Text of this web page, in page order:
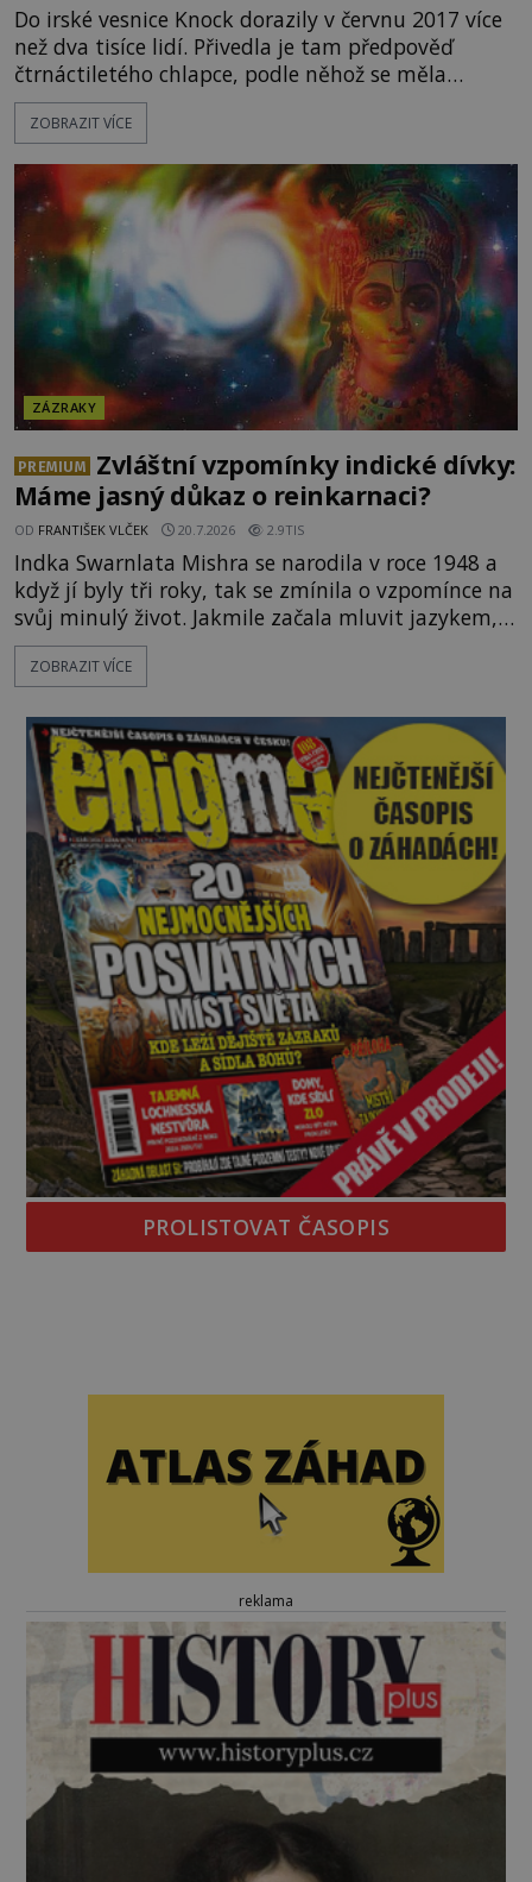
Do irské vesnice Knock dorazily v červnu 2017 více
než dva tisíce lidí. Přivedla je tam předpověď
čtrnáctiletého chlapce, podle něhož se měla
přesně ve tři hodiny odpoledne zjevit Panna Marie.
Když slunce vystoupilo z mraků, část davu začala
chlapcovo proroctví, nebo poutníci spatřili pouze
neobvyklou hru světla? [gallery
ids="170530,170531,1705
ZOBRAZIT VÍCE
ZÁZRAKY
PREMIUM
Zvláštní vzpomínky indické dívky:
Máme jasný důkaz o reinkarnaci?
OD FRANTIŠEK VLČEK 20.7.2026 2.9TIS
Indka Swarnlata Mishra se narodila v roce 1948 a
když jí byly tři roky, tak se zmínila o vzpomínce na
svůj minulý život. Jakmile začala mluvit jazykem,
který nikdo nezná, začali rodiče její podivné
chování brát vážně. Je snad důkazem reinkarnace?
Na první pohled se zdá, že to bu
ZOBRAZIT VÍCE
PROLISTOVAT ČASOPIS
reklama